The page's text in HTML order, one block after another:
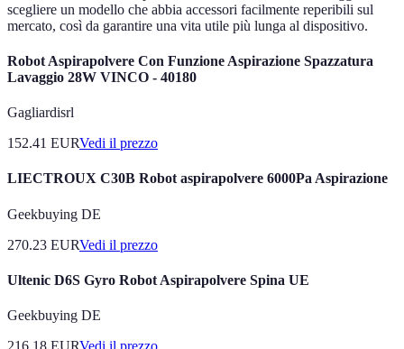
scegliere un modello che abbia accessori facilmente reperibili sul
mercato, così da garantire una vita utile più lunga al dispositivo.
Robot Aspirapolvere Con Funzione Aspirazione Spazzatura
Lavaggio 28W VINCO - 40180
Gagliardisrl
152.41 EURVedi il prezzo
LIECTROUX C30B Robot aspirapolvere 6000Pa Aspirazione
Geekbuying DE
270.23 EURVedi il prezzo
Ultenic D6S Gyro Robot Aspirapolvere Spina UE
Geekbuying DE
216.18 EURVedi il prezzo